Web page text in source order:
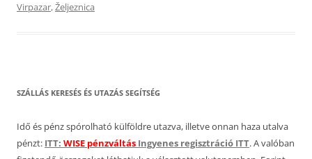
Virpazar,Željeznica
SZÁLLÁS KERESÉS ÉS UTAZÁS SEGÍTSÉG
Idő és pénz spórolható külföldre utazva, illetve onnan haza utalva
pénzt: ITT: WISE pénzváltás Ingyenes regisztráció ITT. A valóban